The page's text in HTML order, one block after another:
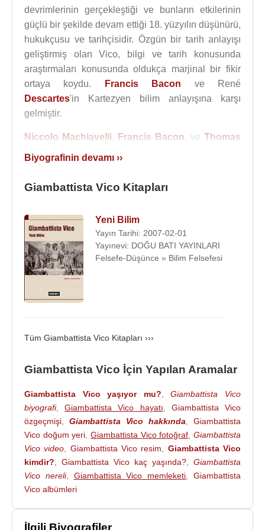
devrimlerinin gerçekleştiği ve bunların etkilerinin
güçlü bir şekilde devam ettiği 18. yüzyılın düşünürü,
hukukçusu ve tarihçisidir. Özgün bir tarih anlayışı
geliştirmiş olan Vico, bilgi ve tarih konusunda
araştırmaları konusunda oldukça marjinal bir fikir
ortaya koydu.
Francis Bacon ve René
Descartes'in Kartezyen bilim anlayışına karşı
gelmiştir.
Niccolo Machiavelli Francis Bacon , ve Thomas
Hobbes
’dan etkilenen, ama tutarsız bulduğu
kökenine ve dile ilgi duyuyordu. Belki de her
şeyden önemli yanı, kendini inceleyerek insanlığa
Başta René Descartes'tan etkilenen Giambattista
Vico, sonraları
Descartes'in tarihe açık ve seçik
düşüncelerle yaklaşma tavrına karşı çıkmış ve
doğruluğu, kesinliği, açık seçik düşüncelerde değil
de, etkinlikte, insan varlıkları tarafından yaratılmış,
düşüncesini reddetti. Vico bu düşüncenin
matematiğe dayandığını matematiği ise insanın
yaptığı bir şey olduğunu düşünüyordu. Vico ortaya
yepyeni bir ilke koydu: Verum Factum (gerçek olan
yapılandır)
Descartes
’ın akılcılığını sorgulayan Vico, bilgi için
kendi dışında bir yere değil, kendi içine baktı.
“sahici olan ile yapma olan birdir” diye yazıyordu.
Evet, matematik “sahici”idi. Fakat bunun tek nedeni,
Biyografinin devamı ››
Giambattista Vico Kitapları
Yeni Bilim
Yayın Tarihi: 2007-02-01
Yayınevi: DOĞU BATI YAYINLARI
Felsefe-Düşünce » Bilim Felsefesi
Tüm Giambattista Vico Kitapları ›››
Giambattista Vico İçin Yapılan Aramalar
Giambattista Vico yaşıyor mu? ,Giambattista Vico
biyografi,Giambattista Vico hayatı
Giambattista Vico
özgeçmişi
Giambattista Vico hakkında
Giambattista
Vico doğum yeri ,Giambattista Vico fotoğraf ,Giambattista
Vico video
Giambattista Vico resim
Giambattista Vico
kimdir?
Giambattista Vico kaç yaşında?
Giambattista
Vico nereli, Giambattista Vico memleketi ,Giambattista
Vico albümleri
İlgili Biyografiler